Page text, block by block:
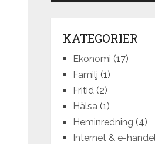
KATEGORIER
Ekonomi (17)
Familj (1)
Fritid (2)
Hälsa (1)
Heminredning (4)
Internet & e-